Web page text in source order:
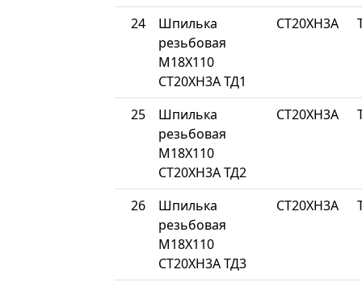
24
Шпилька
резьбовая
М18Х110
СТ20ХН3А ТД1
СТ20ХН3А
25
Шпилька
резьбовая
М18Х110
СТ20ХН3А ТД2
СТ20ХН3А
26
Шпилька
резьбовая
М18Х110
СТ20ХН3А ТД3
СТ20ХН3А